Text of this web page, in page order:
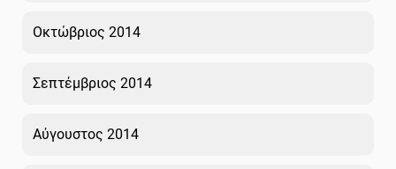
Οκτώβριος 2014
Σεπτέμβριος 2014
Αύγουστος 2014